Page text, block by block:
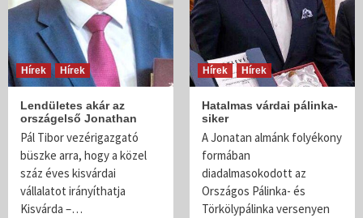
Hírek Hírek
Lendületes akár az
országelső Jonathan
Pál Tibor vezérigazgató
büszke arra, hogy a közel
száz éves kisvárdai
vállalatot irányíthatja
Kisvárda –…
Hírek Hírek
Hatalmas várdai pálinka-
siker
A Jonatan almánk folyékony
formában
diadalmasokodott az
Országos Pálinka- és
Törkölypálinka versenyen